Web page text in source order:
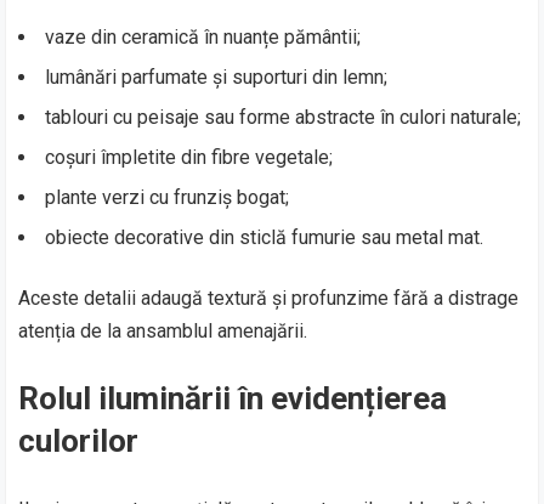
vaze din ceramică în nuanțe pământii;
lumânări parfumate și suporturi din lemn;
tablouri cu peisaje sau forme abstracte în culori naturale;
coșuri împletite din fibre vegetale;
plante verzi cu frunziș bogat;
obiecte decorative din sticlă fumurie sau metal mat.
Aceste detalii adaugă textură și profunzime fără a distrage
atenția de la ansamblul amenajării.
Rolul iluminării în evidențierea
culorilor